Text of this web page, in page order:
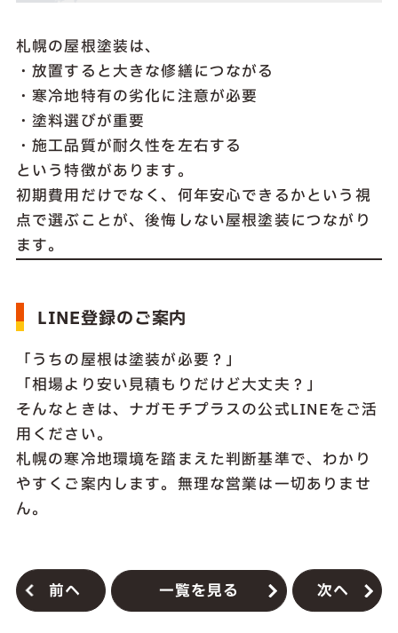
札幌の屋根塗装は、
・放置すると大きな修繕につながる
・寒冷地特有の劣化に注意が必要
・塗料選びが重要
・施工品質が耐久性を左右する
という特徴があります。
初期費用だけでなく、何年安心できるかという視
点で選ぶことが、後悔しない屋根塗装につながり
ます。
LINE登録のご案内
「うちの屋根は塗装が必要？」
「相場より安い見積もりだけど大丈夫？」
そんなときは、ナガモチプラスの公式LINEをご活
用ください。
札幌の寒冷地環境を踏まえた判断基準で、わかり
やすくご案内します。無理な営業は一切ありませ
ん。
前へ 一覧を見る 次へ